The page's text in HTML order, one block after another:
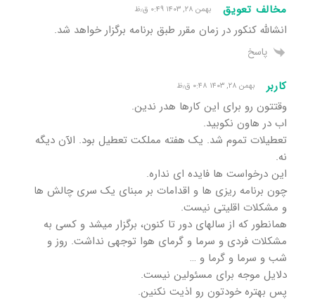
مخالف تعویق بهمن ۲۸, ۱۴۰۳ ۰:۴۹ ق٫ظ
انشالله کنکور در زمان مقرر طبق برنامه برگزار خواهد شد.
پاسخ
کاربر بهمن ۲۸, ۱۴۰۳ ۰:۴۸ ق٫ظ
وقتتون رو برای این کارها هدر ندین.
اب در هاون نکوبید.
تعطیلات تموم شد. یک هفته مملکت تعطیل بود. الآن دیگه
نه.
این درخواست ها فایده ای نداره.
چون برنامه ریزی ها و اقدامات بر مبنای یک سری چالش ها
و مشکلات اقلیتی نیست.
همانطور که از سالهای دور تا کنون، برگزار میشد و کسی به
مشکلات فردی و سرما و گرمای هوا توجهی نداشت. روز و
شب و سرما و گرما و …
دلایل موجه برای مسئولین نیست.
پس بهتره خودتون رو اذیت نکنین.